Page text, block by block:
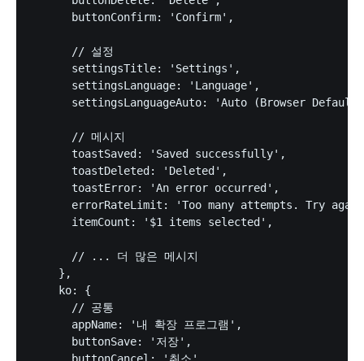
      buttonConfirm: 'Confirm',
      // 설정
      settingsTitle: 'Settings',
      settingsLanguage: 'Language',
settingsLanguageAuto: 'Auto (Browser
      // 메시지
      toastSaved: 'Saved successfully',
      toastDeleted: 'Deleted',
      toastError: 'An error occurred',
errorRateLimit: 'Too many attempts. Try
      itemCount: '$1 items selected',
      // ... 더 많은 메시지
    },
    ko: {
      // 공통
      appName: '내 확장 프로그램',
      buttonSave: '저장',